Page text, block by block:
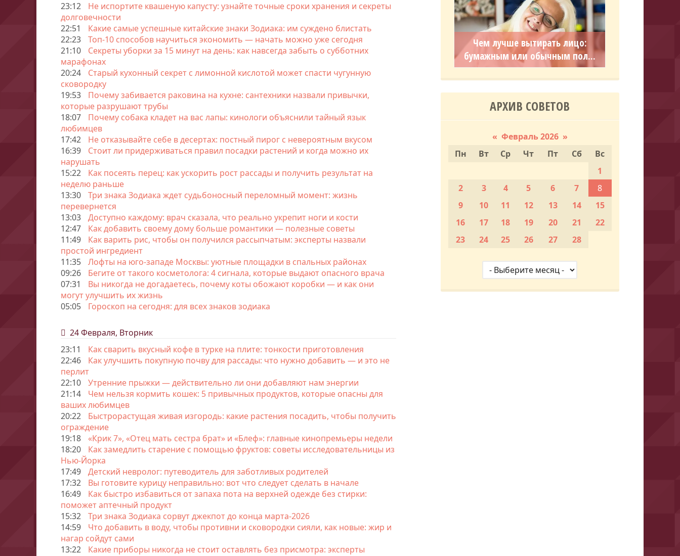
23:12
Не испортите квашеную капусту: узнайте точные сроки хранения и секреты
долговечности
22:51
Какие самые успешные китайские знаки Зодиака: им суждено блистать
22:23
Топ-10 способов научиться экономить — начать можно уже сегодня
21:10
Секреты уборки за 15 минут на день: как навсегда забыть о субботних
марафонах
20:24
Старый кухонный секрет с лимонной кислотой может спасти чугунную
сковородку
19:53
Почему забивается раковина на кухне: сантехники назвали привычки,
которые разрушают трубы
18:07
Почему собака кладет на вас лапы: кинологи объяснили тайный язык
любимцев
17:42
Не отказывайте себе в десертах: постный пирог с невероятным вкусом
16:39
Стоит ли придерживаться правил посадки растений и когда можно их
нарушать
15:22
Как посеять перец: как ускорить рост рассады и получить результат на
неделю раньше
13:30
Три знака Зодиака ждет судьбоносный переломный момент: жизнь
перевернется
13:03
Доступно каждому: врач сказала, что реально укрепит ноги и кости
12:47
Как добавить своему дому больше романтики — полезные советы
11:49
Как варить рис, чтобы он получился рассыпчатым: эксперты назвали
простой ингредиент
11:35
Лофты на юго-западе Москвы: уютные площадки в спальных районах
09:26
Бегите от такого косметолога: 4 сигнала, которые выдают опасного врача
07:31
Вы никогда не догадаетесь, почему коты обожают коробки — и как они
могут улучшить их жизнь
05:05
Гороскоп на сегодня: для всех знаков зодиака
24 Февраля, Вторник
23:11
Как сварить вкусный кофе в турке на плите: тонкости приготовления
22:46
Как улучшить покупную почву для рассады: что нужно добавить — и это не
перлит
22:10
Утренние прыжки — действительно ли они добавляют нам энергии
21:14
Чем нельзя кормить кошек: 5 привычных продуктов, которые опасны для
ваших любимцев
20:22
Быстрорастущая живая изгородь: какие растения посадить, чтобы получить
ограждение
19:18
«Крик 7», «Отец мать сестра брат» и «Блеф»: главные кинопремьеры недели
18:20
Как замедлить старение с помощью фруктов: советы исследовательницы из
Нью-Йорка
17:49
Детский невролог: путеводитель для заботливых родителей
17:32
Вы готовите курицу неправильно: вот что следует сделать в начале
16:49
Как быстро избавиться от запаха пота на верхней одежде без стирки:
поможет аптечный продукт
15:32
Три знака Зодиака сорвут джекпот до конца марта-2026
14:59
Что добавить в воду, чтобы противни и сковородки сияли, как новые: жир и
нагар сойдут сами
13:22
Какие приборы никогда не стоит оставлять без присмотра: эксперты
Чем лучше вытирать лицо:
бумажным или обычным пол...
АРХИВ СОВЕТОВ
« Февраль 2026 »
Пн
Вт Ср Чт Пт Сб
Вс
1
2
3 4 5 6 7
8
9
10 11 12 13 14
15
16
17 18 19 20 21
22
23
24 25 26 27 28